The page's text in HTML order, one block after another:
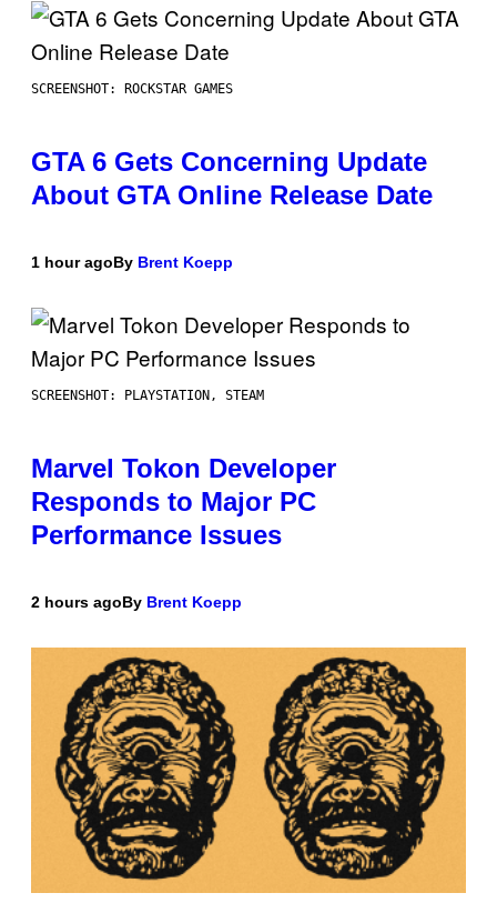
SCREENSHOT: ROCKSTAR GAMES
GTA 6 Gets Concerning Update
About GTA Online Release Date
1 hour agoBy Brent Koepp
SCREENSHOT: PLAYSTATION, STEAM
Marvel Tokon Developer
Responds to Major PC
Performance Issues
2 hours agoBy Brent Koepp